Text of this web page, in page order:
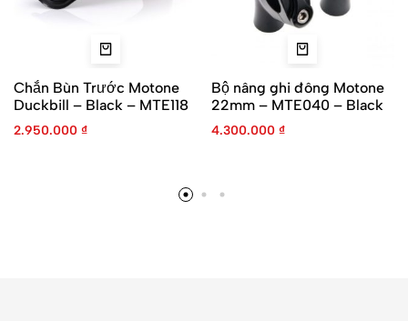
Chắn Bùn Trước Motone
Duckbill – Black – MTE118
2.950.000 ₫
Bộ nâng ghi đông Motone
22mm – MTE040 – Black
4.300.000 ₫